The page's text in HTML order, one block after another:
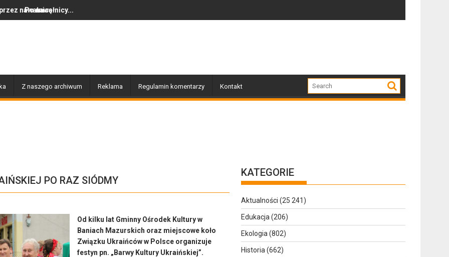
Z naszego archiwum Reklama Regulamin komentarzy Kontakt
PO RAZ SIÓDMY
Od kilku lat Gminny Ośrodek Kultury w
Baniach Mazurskich oraz miejscowe koło
Związku Ukraińców w Polsce organizuje
festyn pn. „Barwy Kultury Ukraińskiej”.
KATEGORIE
Aktualności (25 241)
Edukacja (206)
Ekologia (802)
Historia (662)